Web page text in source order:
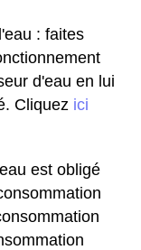
: faites
d'eau en lui
Cliquez ici
est obligé